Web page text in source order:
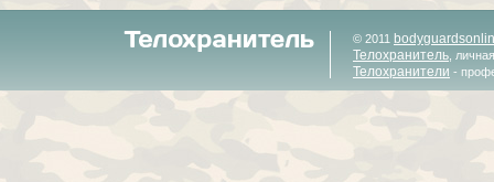
© 2011
Телохранитель ,
Телохранители -